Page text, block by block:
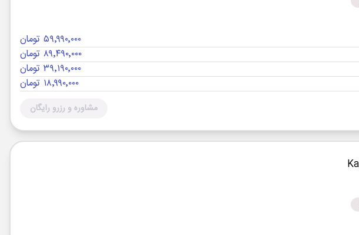
۵۹٬۹۹۰٬۰۰۰ تومان
۸۹٬۴۹۰٬۰۰۰ تومان
۳۹٬۱۹۰٬۰۰۰ تومان
۱۸٬۹۹۰٬۰۰۰ تومان
مشاوره و رزرو رایگان